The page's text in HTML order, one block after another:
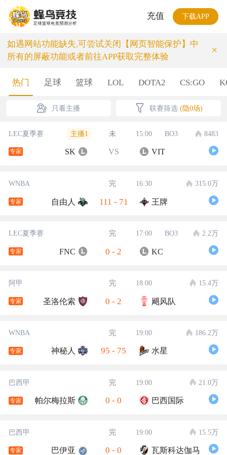
充值 下载APP
如遇网站功能缺失,可尝试关闭【网页智能保护】中
所有的屏蔽功能或者前往APP获取完整体验
×
热门 足球 篮球 LOL DOTA2 CS:GO
只看主播 联赛筛选 (隐0场)
LEC夏季赛 主播1 未 15:00 BO3 8483
专家 SK VS VIT
WNBA 完 16:30 315.0万
专家 自由人 111 - 71 王牌
LEC夏季赛 完 17:00 BO3 2.2万
专家 FNC 0 - 2 KC
阿甲 完 18:00 15.4万
专家 圣洛伦索 0 - 2 飓风队
WNBA 完 19:00 186.2万
专家 神秘人 95 - 75 水星
巴西甲 完 19:00 21.0万
专家 帕尔梅拉斯 0 - 0 巴西国际
巴西甲 完 19:00 15.5万
专家 巴伊亚 0 - 0 瓦斯科达伽马